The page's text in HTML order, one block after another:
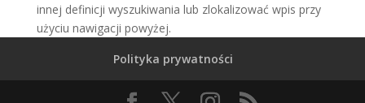
innej definicji wyszukiwania lub zlokalizować wpis przy
użyciu nawigacji powyżej.
Polityka prywatności